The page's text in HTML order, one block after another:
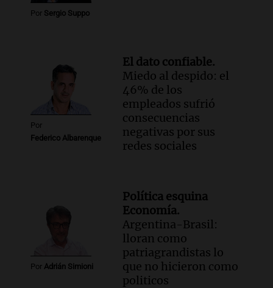
Por Sergio Suppo
Por
Federico Albarenque
El dato confiable.
Miedo al despido: el
46% de los
empleados sufrió
consecuencias
negativas por sus
redes sociales
Por Adrián Simioni
Política esquina
Economía.
Argentina-Brasil:
lloran como
patriagrandistas lo
que no hicieron como
politicos